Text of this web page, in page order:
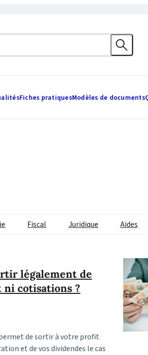
Fiches pratiquesModèles de documents
Fiscal Juridique Aides
légalement de
cotisations ?
de sortir à votre profit
et de vos dividendes le cas